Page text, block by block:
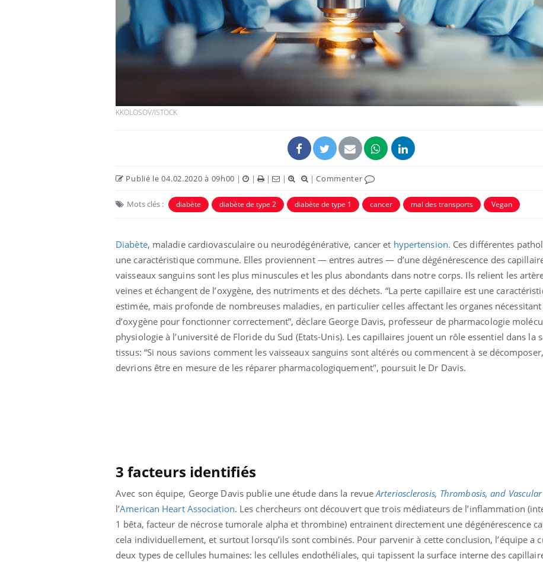
KKOLOSOV/ISTOCK
Publié le 04.02.2020 à 09h00 | | | | |Commenter
Mots clés : diabète diabète de type 2 diabète de type 1 cancer mal des transports Vegan
Diabète, maladie cardiovasculaire ou neurodégénérative, cancer et hypertension. Ces différentes
une caractéristique commune. Elles proviennent — entres autres — d’une dégénérescence des
vaisseaux sanguins sont les plus minuscules et les plus abondants dans notre corps. Ils relient les
veines et échangent de l’oxygène, des nutriments et des déchets. “La perte capillaire est une
estimée, mais profonde de nombreuses maladies, en particulier celles affectant les organes
d’oxygène pour fonctionner correctement”, déclare George Davis, professeur de pharmacologie
physiologie à l’université de Floride du Sud (Etats-Unis). Les capillaires jouent un rôle essentiel dans la
tissus: “Si nous savions comment les vaisseaux sanguins sont altérés ou commencent à se
devrions être en mesure de les réparer pharmacologiquement", poursuit le Dr Davis.
3 facteurs identifiés
Avec son équipe, George Davis publie une étude dans la revueArteriosclerosis, Thrombosis, and
l’American Heart Association. Les chercheurs ont découvert que trois médiateurs de l’inflammation
1 bêta, facteur de nécrose tumorale alpha et thrombine) entrainent directement une dégénérescence
cela individuellement, et surtout lorsqu’ils sont combinés. Pour parvenir à cette conclusion, l’équipe a
deux types de cellules humaines: les cellules endothéliales, qui tapissent la surface interne des
Eczéma Chronique des Mains :
expliquer ma maladie
Il y a des sujets qui sont faciles à aborder...
Youtube
Carence en fer : comprendre pour
prévenir
Fatigue, irritabilité, brouillard mental ou
...
osait en parler??
En 2026, l'insuline dans le